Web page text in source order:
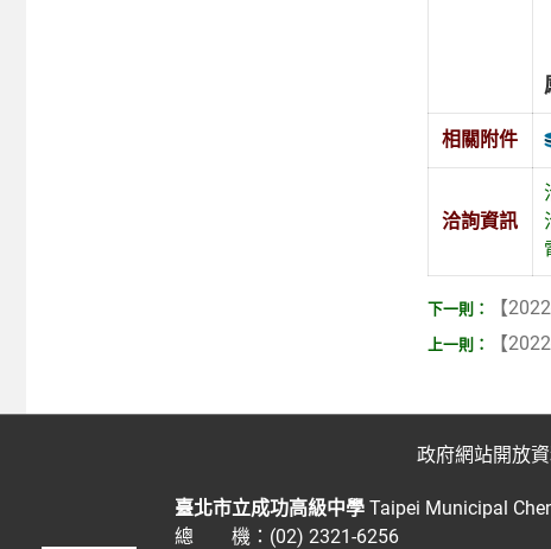
相關附件
洽詢資訊
【
【
政府網站開放
臺北市立成功高級中學Taipei Municipal
總 機：(02) 2321-6256